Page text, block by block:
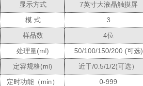
显示方式 7英寸大液晶触摸屏
模 式
3
样品数
4位
处理量(ml)
50/100/150/200 (可选)
定容规格(ml)
近干/0.5/1/2(可选）
定时功能（min）
0-999